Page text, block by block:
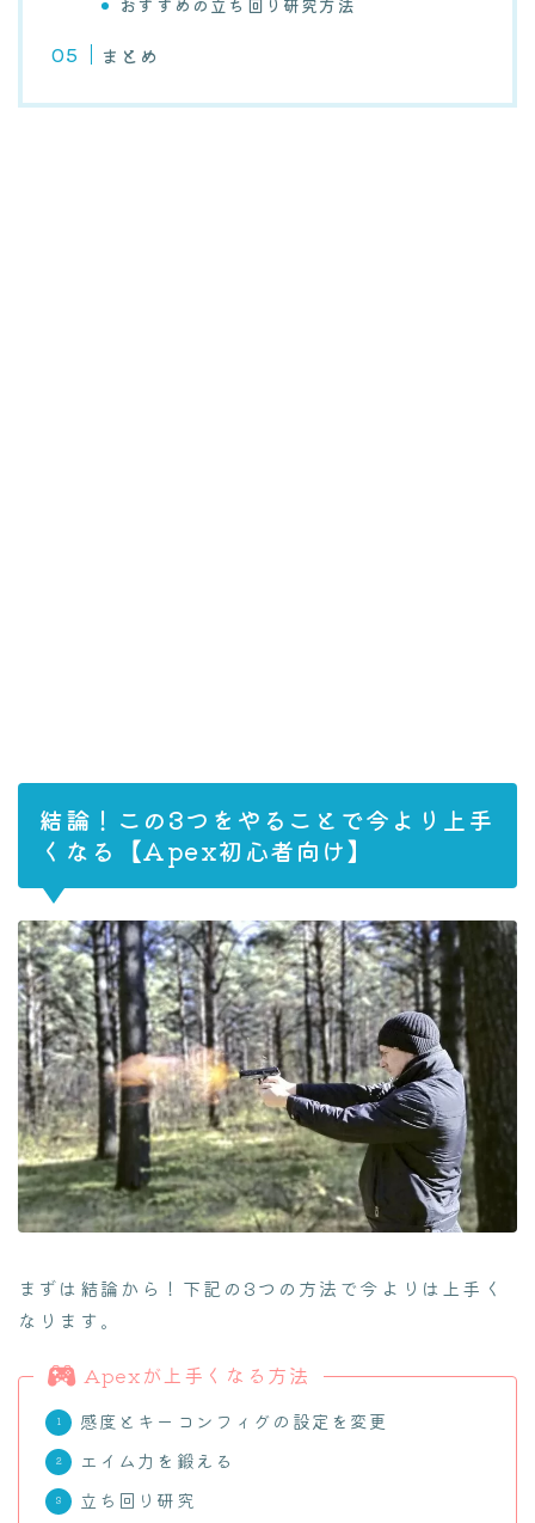
まとめ
結論！この3つをやることで今より上手
くなる【Apex初心者向け】
まずは結論から！下記の3つの方法で今よりは上手く
なります。
Apexが上手くなる方法
感度とキーコンフィグの設定を変更
エイム力を鍛える
立ち回り研究